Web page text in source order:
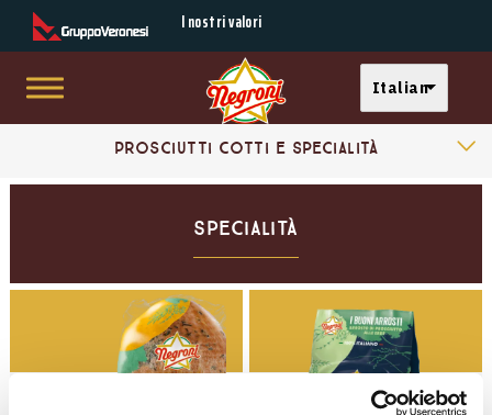
Skip to main content
Secondary Menu I nostri valori
Italian
Specialità
Products Categories
Prosciutti Cotti e Specialità
Prosciutti Crudi